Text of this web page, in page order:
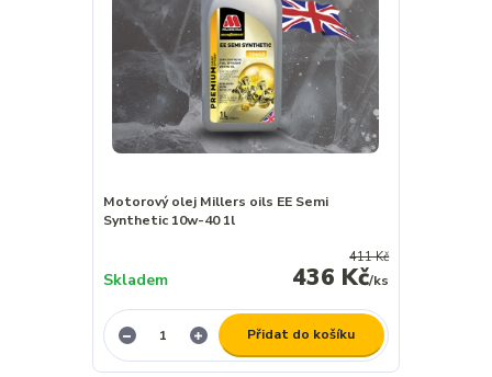
Motorový olej Millers oils EE Semi
Synthetic 10w-40 1l
411 Kč
436 Kč/ks
Skladem
Přidat do košíku